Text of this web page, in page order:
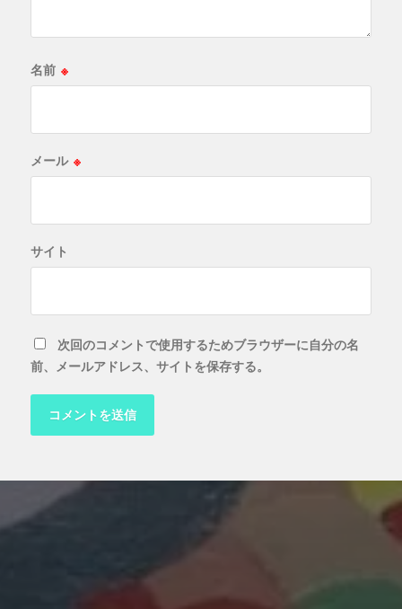
名前 ※
メール ※
サイト
次回のコメントで使用するためブラウザーに自分の名
前、メールアドレス、サイトを保存する。